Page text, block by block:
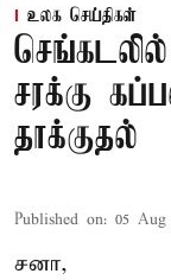
உலக செய்திகள்
சரக்கு
தாக்குதல்
Published on: 05 Aug
சனா,